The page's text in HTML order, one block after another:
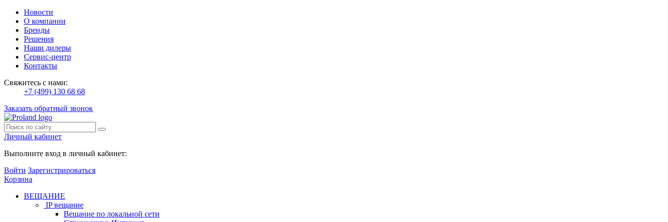
Новости
О компании
Бренды
Решения
Наши дилеры
Сервис-центр
Контакты
Свяжитесь с нами:
+7 (499) 130 68 68
Заказать обратный звонок
Личный кабинет
Выполните вход в личный кабинет:
Войти Зарегистрироваться
Корзина
ВЕЩАНИЕ
IP вещание
Вещание по локальной сети